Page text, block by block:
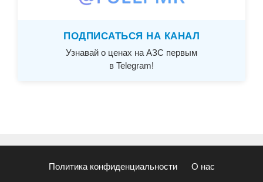
ПОДПИСАТЬСЯ НА КАНАЛ
Узнавай о ценах на АЗС первым
в Telegram!
Политика конфиденциальности О нас